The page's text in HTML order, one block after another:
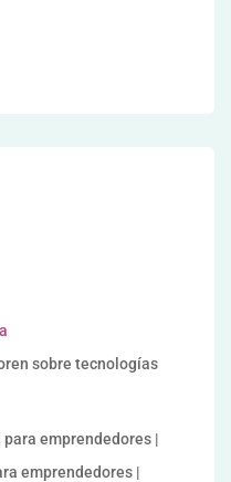
sobre tecnologías
para emprendedores |
emprendedores |